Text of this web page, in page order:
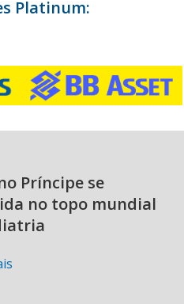
Platinum:
Príncipe se
no topo mundial